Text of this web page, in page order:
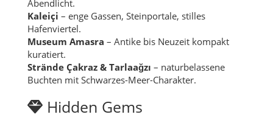
Abendlicht.
Kaleiçi – enge Gassen, Steinportale, stilles
Hafenviertel.
Museum Amasra – Antike bis Neuzeit kompakt
kuratiert.
Strände Çakraz & Tarlaağzı – naturbelassene
Buchten mit Schwarzes-Meer-Charakter.
Hidden Gems